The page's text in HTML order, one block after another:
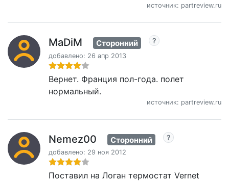
источник: partreview.ru
MaDiM Сторонний
добавлено: 26 апр 2013
Вернет. Франция пол-года. полет
нормальный.
источник: partreview.ru
Nemez00 Сторонний
добавлено: 29 ноя 2012
Поставил на Логан термостат Vernet